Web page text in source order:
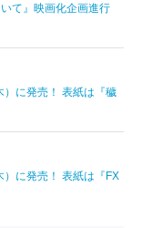
て』映画化企画進行
に発売！ 表紙は『穢
に発売！ 表紙は『FX